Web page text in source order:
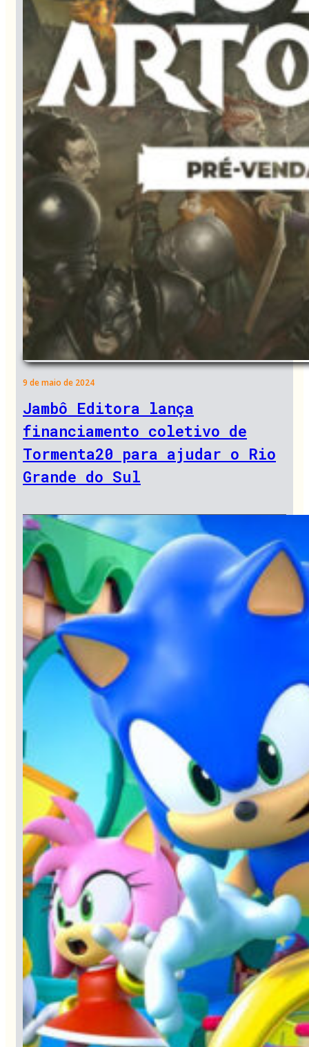
9 de maio de 2024
Jambô Editora lança
financiamento coletivo de
Tormenta20 para ajudar o Rio
Grande do Sul